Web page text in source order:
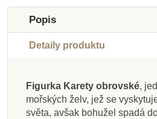
Skladem
Skladem
Na dotaz
Skladem
Popis
Detaily produktu
Figurka Karety obrovské,
mořských želv, jež se
světa, avšak bohužel spadá